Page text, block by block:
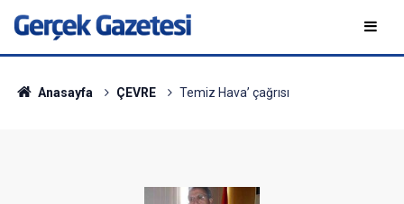
Anasayfa ÇEVRE Temiz Hava’ çağrısı